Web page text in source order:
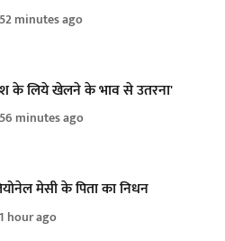
52 minutes ago
के लिये खेलने के भाव से उतरना'
56 minutes ago
मेसी के पिता का निधन
1 hour ago